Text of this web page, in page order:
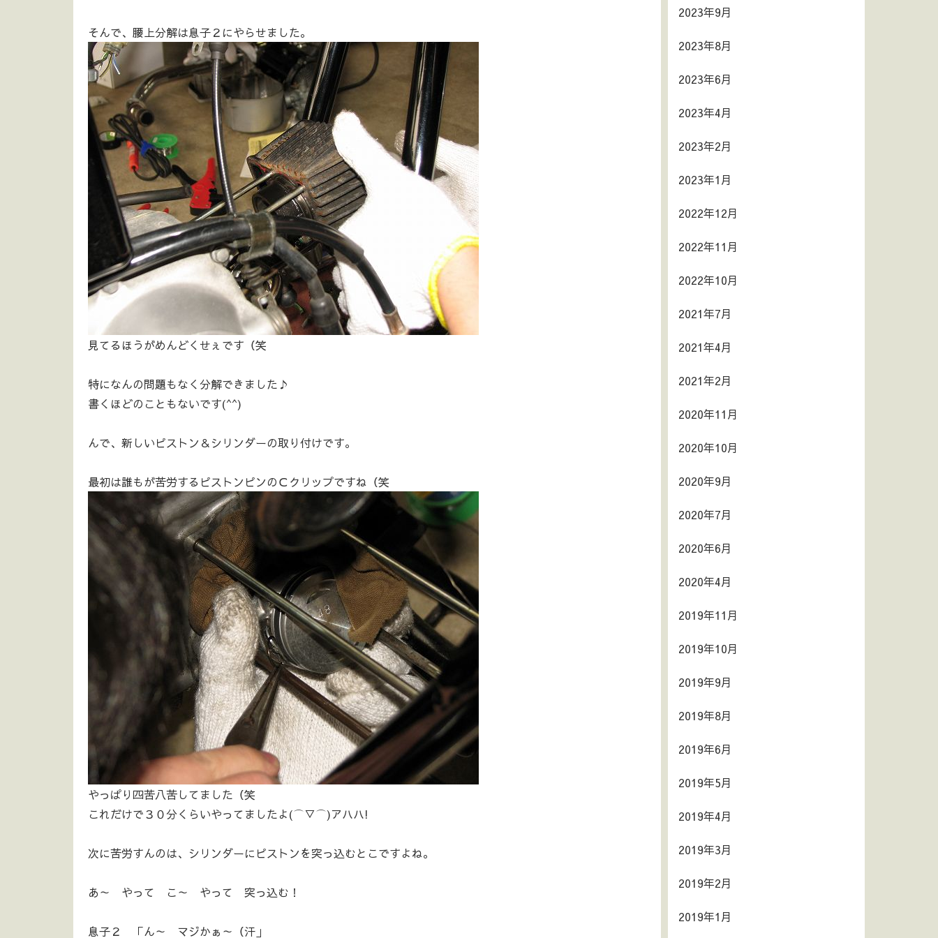
そんで、腰上分解は息子２にやらせました。
見てるほうがめんどくせぇです（笑
特になんの問題もなく分解できました♪
書くほどのこともないです(^^)
んで、新しいピストン＆シリンダーの取り付けです。
最初は誰もが苦労するピストンピンのＣクリップですね（笑
やっぱり四苦八苦してました（笑
これだけで３０分くらいやってましたよ(⌒▽⌒)アハハ!
次に苦労すんのは、シリンダーにピストンを突っ込むとこですよね。
あ～ やって こ～ やって 突っ込む！
息子２ 「ん～ マジかぁ～（汗」
2023年9月
2023年8月
2023年6月
2023年4月
2023年2月
2023年1月
2022年12月
2022年11月
2022年10月
2021年7月
2021年4月
2021年2月
2020年11月
2020年10月
2020年9月
2020年7月
2020年6月
2020年4月
2019年11月
2019年10月
2019年9月
2019年8月
2019年6月
2019年5月
2019年4月
2019年3月
2019年2月
2019年1月